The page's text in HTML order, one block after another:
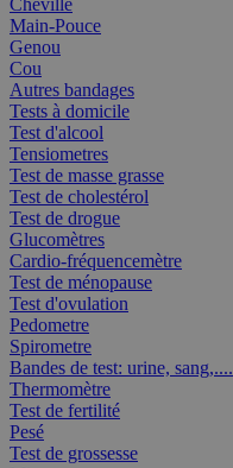
Cheville
Main-Pouce
Genou
Cou
Autres bandages
Tests à domicile
Test d'alcool
Tensiometres
Test de masse grasse
Test de cholestérol
Test de drogue
Glucomètres
Cardio-fréquencemètre
Test de ménopause
Test d'ovulation
Pedometre
Spirometre
Bandes de test: urine, sang,....
Thermomètre
Test de fertilité
Pesé
Test de grossesse